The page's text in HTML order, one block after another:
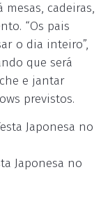
mesas, cadeiras,
“Os pais
o dia inteiro”,
que será
e jantar
previstos.
Japonesa no